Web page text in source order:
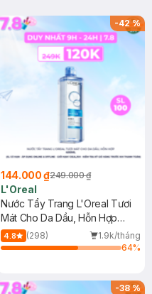
-42%
144.000 ₫249.000 ₫
L'Oreal
Nước Tẩy Trang L'Oreal Tươi
Mát Cho Da Dầu, Hỗn Hợp
400ml
4.8 (298)
1.9k/tháng
64%
-38%